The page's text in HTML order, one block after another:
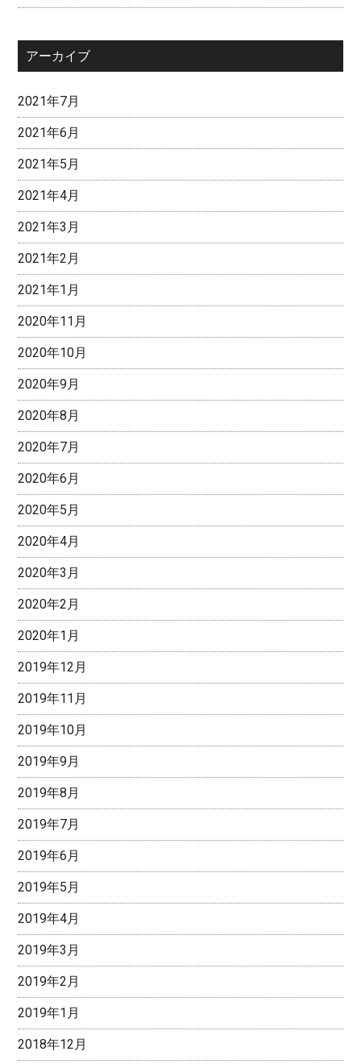
アーカイブ
2021年7月
2021年6月
2021年5月
2021年4月
2021年3月
2021年2月
2021年1月
2020年11月
2020年10月
2020年9月
2020年8月
2020年7月
2020年6月
2020年5月
2020年4月
2020年3月
2020年2月
2020年1月
2019年12月
2019年11月
2019年10月
2019年9月
2019年8月
2019年7月
2019年6月
2019年5月
2019年4月
2019年3月
2019年2月
2019年1月
2018年12月